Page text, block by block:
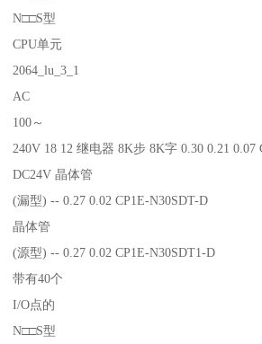
N□□S型
CPU单元
2064_lu_3_1
AC
100～
240V 18 12 继电器 8K步 8K字 0.30 0.21 0.07
DC24V 晶体管
(漏型) -- 0.27 0.02 CP1E-N30SDT-D
晶体管
(源型) -- 0.27 0.02 CP1E-N30SDT1-D
带有40个
I/O点的
N□□S型